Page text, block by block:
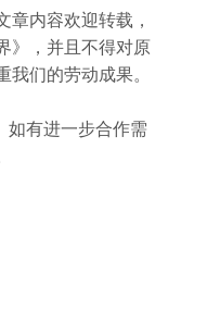
章内容欢迎转载，
》，并且不得对原
们的劳动成果。
如有进一步合作需